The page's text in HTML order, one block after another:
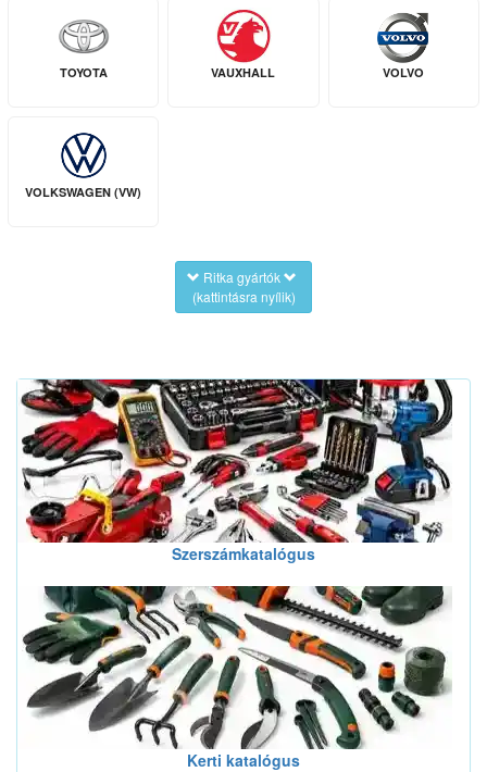
TOYOTA VAUXHALL VOLVO
VOLKSWAGEN (VW)
Ritka gyártók
(kattintásra nyílik)
Szerszámkatalógus
Kerti katalógus